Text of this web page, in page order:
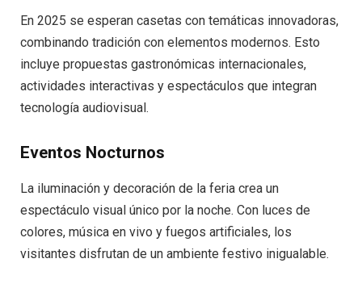
En 2025 se esperan casetas con temáticas innovadoras,
combinando tradición con elementos modernos. Esto
incluye propuestas gastronómicas internacionales,
actividades interactivas y espectáculos que integran
tecnología audiovisual.
Eventos Nocturnos
La iluminación y decoración de la feria crea un
espectáculo visual único por la noche. Con luces de
colores, música en vivo y fuegos artificiales, los
visitantes disfrutan de un ambiente festivo inigualable.